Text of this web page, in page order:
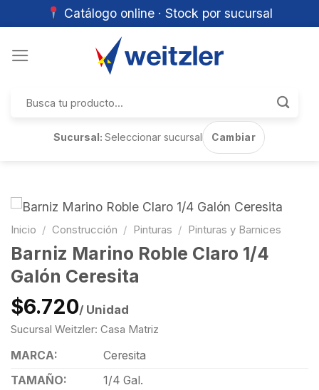
Catálogo online · Stock por sucursal
por:
Sucursal:Seleccionar sucursal Cambiar
Inicio / Construcción / Pinturas / Pinturas y Barnices
Barniz Marino Roble Claro 1/4
Galón Ceresita
$6.720/ Unidad
Sucursal Weitzler: Casa Matriz
MARCA:
Ceresita
TAMAÑO:
1/4 Gal.